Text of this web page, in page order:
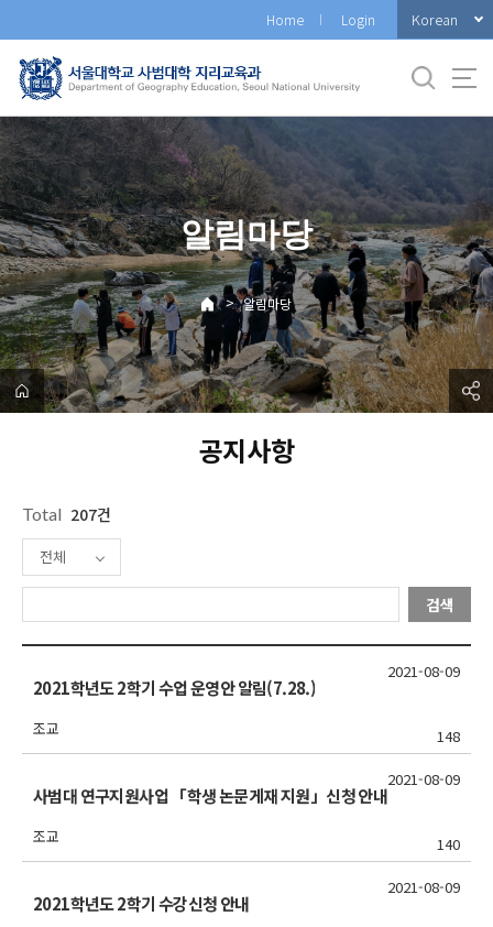
로
메
뉴
Home Login Korean
알림마당
> 알림마당
공지사항
Total 207건
전체
검색
2021학년도 2학기 수업 운영안 알림(7.28.)
조교 148
2021-08-09
사범대 연구지원사업 「학생 논문게재 지원」신청 안내
조교 140
2021-08-09
2021학년도 2학기 수강신청 안내
2021-08-09